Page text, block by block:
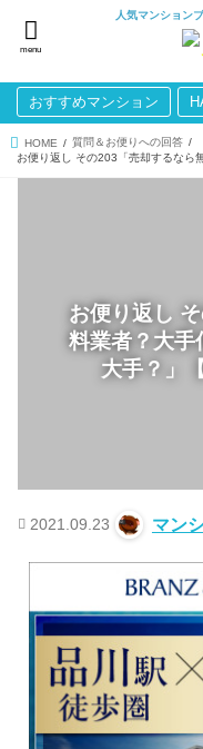
人気マンション
menu
おすすめマンション
HOME
質問＆お便りへの回答
お便り返し
料業者？大手
大手？」
2021.09.23 マン